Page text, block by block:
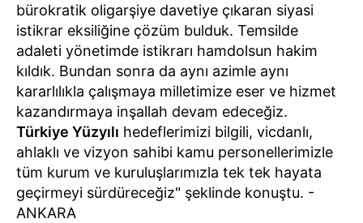
bürokratik oligarşiye davetiye çıkaran siyasi
istikrar eksiliğine çözüm bulduk. Temsilde
adaleti yönetimde istikrarı hamdolsun hakim
kıldık. Bundan sonra da aynı azimle aynı
kararlılıkla çalışmaya milletimize eser ve hizmet
kazandırmaya inşallah devam edeceğiz.
Türkiye Yüzyılı hedeflerimizi bilgili, vicdanlı,
ahlaklı ve vizyon sahibi kamu personellerimizle
tüm kurum ve kuruluşlarımızla tek tek hayata
geçirmeyi sürdüreceğiz" şeklinde konuştu. -
ANKARA